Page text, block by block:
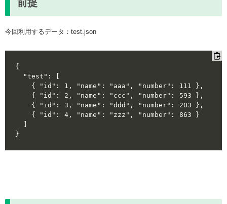
前提
今回利用するデータ：test.json
{
  "test": [
    { "id": 1, "name": "aaa", "number": 111 },
    { "id": 2, "name": "ccc", "number": 593 },
    { "id": 3, "name": "ddd", "number": 203 },
    { "id": 4, "name": "zzz", "number": 863 }